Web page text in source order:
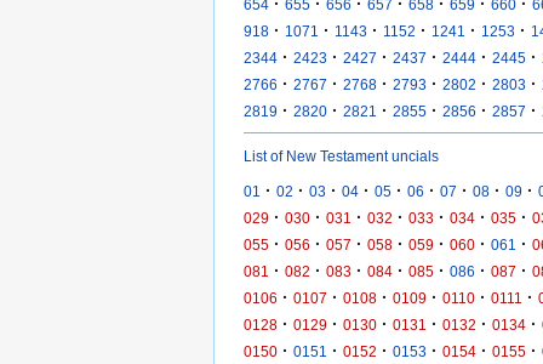
654
655 656 657 658 659 660
918 · 1071 · 1143 · 1152 · 1241 · 1253 ·
2344 · 2423 · 2427 · 2437 · 2444 · 2445 ·
2766 · 2767 · 2768 · 2793 · 2802 · 2803 ·
2819 · 2820 · 2821 · 2855 · 2856 · 2857 ·
List of New Testament uncials
01 · 02 · 03 · 04 · 05 · 06 · 07 · 08 · 09 ·
029 · 030 · 031 · 032 · 033 · 034 · 035 ·
055 · 056 · 057 · 058 · 059 · 060 · 061 ·
081
· 082 · 083 · 084 · 085 · 086 · 087 ·
0106 · 0107 · 0108 · 0109 · 0110 · 0111 ·
0128 · 0129 · 0130 · 0131 · 0132 · 0134 ·
0150 · 0151 · 0152 · 0153 · 0154 · 0155 ·